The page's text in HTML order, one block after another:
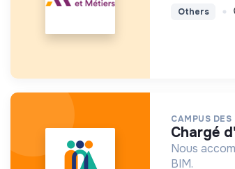
Others
CAMPUS DES
chargé
Nous
BIM.